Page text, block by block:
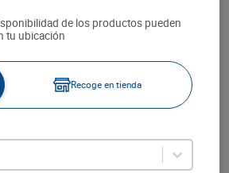
de los productos pueden
tu ubicación
Recoge en tienda